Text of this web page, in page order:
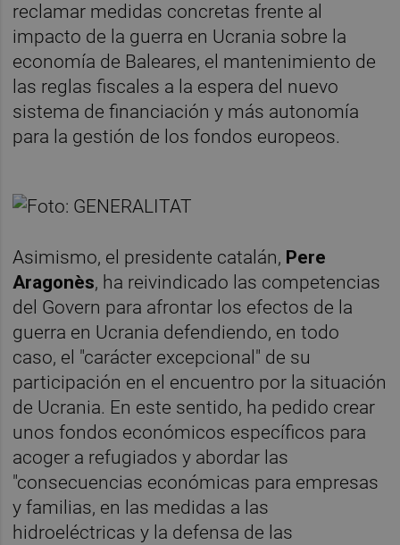
reclamar medidas concretas frente al
impacto de la guerra en Ucrania sobre la
economía de Baleares, el mantenimiento de
las reglas fiscales a la espera del nuevo
sistema de financiación y más autonomía
para la gestión de los fondos europeos.
Asimismo, el presidente catalán, Pere
Aragonès, ha reivindicado las competencias
del Govern para afrontar los efectos de la
guerra en Ucrania defendiendo, en todo
caso, el "carácter excepcional" de su
participación en el encuentro por la situación
de Ucrania. En este sentido, ha pedido crear
unos fondos económicos específicos para
acoger a refugiados y abordar las
"consecuencias económicas para empresas
y familias, en las medidas a las
hidroeléctricas y la defensa de las